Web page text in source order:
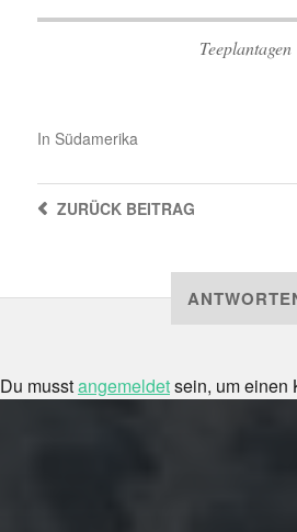
Teeplantagen
In Südamerika
ZURÜCKBEITRAG
Du musstangemeldetsein, um einen